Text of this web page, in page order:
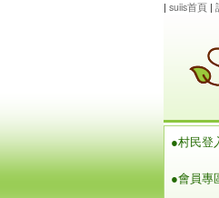
| suiis首頁|
●村民登
●會員專